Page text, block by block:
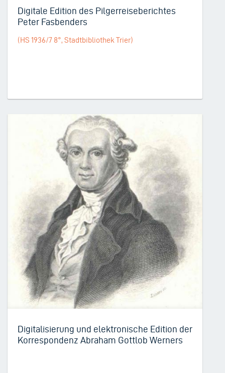
Digitale Edition des Pilgerreiseberichtes
Peter Fasbenders
(HS 1936/7 8°, Stadtbibliothek Trier)
Digitalisierung und elektronische Edition der
Korrespondenz Abraham Gottlob Werners